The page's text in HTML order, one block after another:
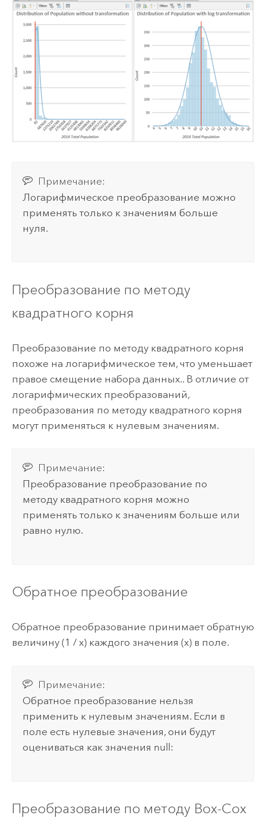
Примечание:
Логарифмическое преобразование можно
применять только к значениям больше
нуля.
Преобразование по методу
квадратного корня
Преобразование по методу квадратного корня
похоже на логарифмическое тем, что уменьшает
правое смещение набора данных.. В отличие от
логарифмических преобразований,
преобразования по методу квадратного корня
могут применяться к нулевым значениям.
Примечание:
Преобразование преобразование по
методу квадратного корня можно
применять только к значениям больше или
равно нулю.
Обратное преобразование
Обратное преобразование принимает обратную
величину (1 / x) каждого значения (x) в поле.
Примечание:
Обратное преобразование нельзя
применить к нулевым значениям. Если в
поле есть нулевые значения, они будут
оцениваться как значения null:
Преобразование по методу Box-Cox